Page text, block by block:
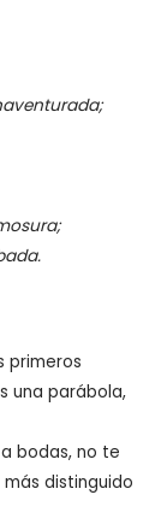
primeros
una parábola,
bodas, no te
distinguido